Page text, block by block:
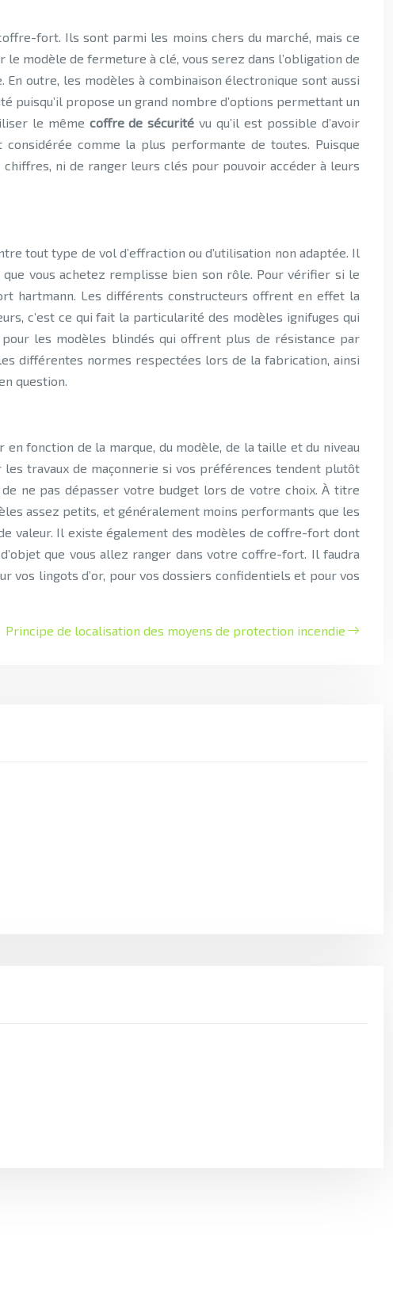
fort. Ils sont parmi les moins chers du marché, mais ce
modèle de fermeture à clé, vous serez dans l’obligation de
outre, les modèles à combinaison électronique sont aussi
propose un grand nombre d’options permettant un
le même coffre de sécurité vu qu’il est possible d’avoir
comme la plus performante de toutes. Puisque
ni de ranger leurs clés pour pouvoir accéder à leurs
tout type de vol d’effraction ou d’utilisation non adaptée. Il
vous achetez remplisse bien son rôle. Pour vérifier si le
hartmann. Les différents constructeurs offrent en effet la
c’est ce qui fait la particularité des modèles ignifuges qui
les modèles blindés qui offrent plus de résistance par
différentes normes respectées lors de la fabrication, ainsi
question.
fonction de la marque, du modèle, de la taille et du niveau
travaux de maçonnerie si vos préférences tendent plutôt
ne pas dépasser votre budget lors de votre choix. À titre
assez petits, et généralement moins performants que les
valeur. Il existe également des modèles de coffre-fort dont
que vous allez ranger dans votre coffre-fort. Il faudra
vos lingots d’or, pour vos dossiers confidentiels et pour vos
Principe de localisation des moyens de protection incendie